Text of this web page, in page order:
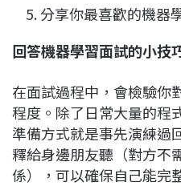
分享你最喜歡的機器
回答機器學習面試的小技
在面試過程中，會檢驗你
程度。除了日常大量的程
準備方式就是事先演練過
釋給身邊朋友聽（對方不
係），可以確保自己能完